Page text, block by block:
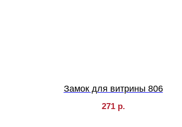
Замок для витрины 806
271 р.